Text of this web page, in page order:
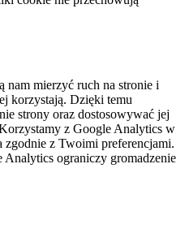
nam mierzyć ruch na stronie i
korzystają. Dzięki temu
strony oraz dostosowywać jej
z Google Analytics w
zgodnie z Twoimi preferencjami.
ograniczy gromadzenie